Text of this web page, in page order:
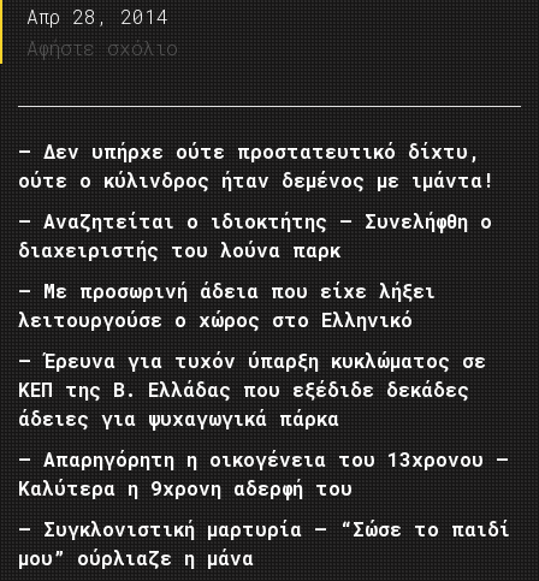
Απρ 28, 2014
Αφήστε σχόλιο
– Δεν υπήρχε ούτε προστατευτικό δίχτυ,
ούτε ο κύλινδρος ήταν δεμένος με ιμάντα!
– Αναζητείται ο ιδιοκτήτης – Συνελήφθη ο
διαχειριστής του λούνα παρκ
– Με προσωρινή άδεια που είχε λήξει
λειτουργούσε ο χώρος στο Ελληνικό
– Έρευνα για τυχόν ύπαρξη κυκλώματος σε
ΚΕΠ της Β. Ελλάδας που εξέδιδε δεκάδες
άδειες για ψυχαγωγικά πάρκα
– Απαρηγόρητη η οικογένεια του 13χρονου –
Καλύτερα η 9χρονη αδερφή του
– Συγκλονιστική μαρτυρία – “Σώσε το παιδί
μου” ούρλιαζε η μάνα